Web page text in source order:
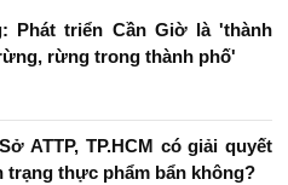
Phát triển Cần Giờ là 'thành
rừng trong thành phố'
ATTP, TP.HCM có giải quyết
trạng thực phẩm bẩn không?